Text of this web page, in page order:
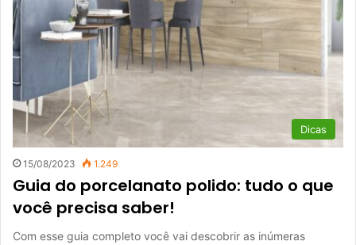
Dicas
15/08/2023 1.249
Guia do porcelanato polido: tudo o que
você precisa saber!
Com esse guia completo você vai descobrir as inúmeras